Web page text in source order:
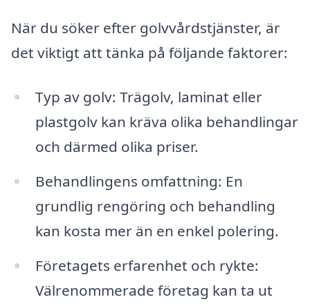
När du söker efter golvvårdstjänster, är
det viktigt att tänka på följande faktorer:
Typ av golv: Trägolv, laminat eller
plastgolv kan kräva olika behandlingar
och därmed olika priser.
Behandlingens omfattning: En
grundlig rengöring och behandling
kan kosta mer än en enkel polering.
Företagets erfarenhet och rykte:
Välrenommerade företag kan ta ut